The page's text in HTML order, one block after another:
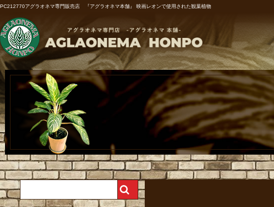
PC212770アグラオネマ専門販売店 『アグラオネマ本舗』 映画レオンで使用された観葉植物